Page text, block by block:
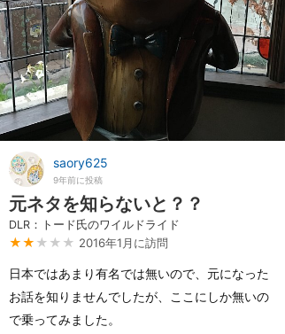
saory625
9年前に投稿
元ネタを知らないと？？
DLR：トード氏のワイルドライド
★★ ★★★ 2016年1月に訪問
日本ではあまり有名では無いので、元になった
お話を知りませんでしたが、ここにしか無いの
で乗ってみました。